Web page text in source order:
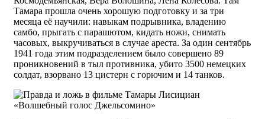
Тамара прошла очень хорошую подготовку и за три
месяца её научили: навыкам подрывника, владению
самбо, прыгать с парашютом, кидать ножи, снимать
часовых, выкручиваться в случае ареста. За один сентябрь
1941 года этим подразделением было совершено 89
проникновений в тыл противника, убито 3500 немецких
солдат, взорвано 13 цистерн с горючим и 14 танков.